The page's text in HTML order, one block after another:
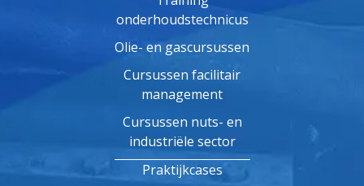
onderhoudstechnicus
Olie- en gascursussen
Cursussen facilitair
management
Cursussen nuts- en
industriële sector
Praktijkcases